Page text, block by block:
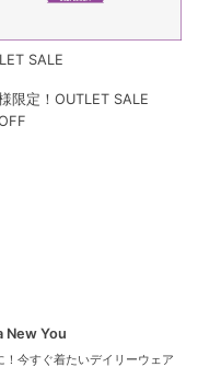
SALE
限定！OUTLET SALE
New You
今すぐ着たいデイリーウェア